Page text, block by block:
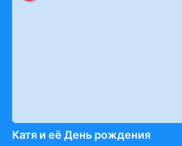
Катя и её День рождения